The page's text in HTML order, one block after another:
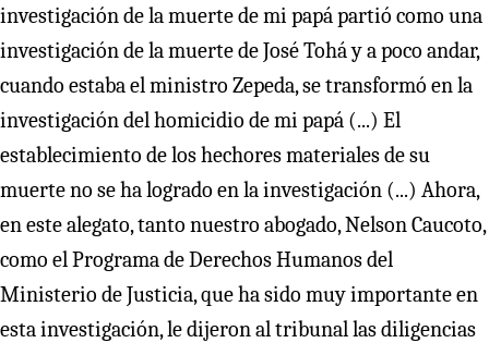
investigación de la muerte de mi papá partió como una
investigación de la muerte de José Tohá y a poco andar,
cuando estaba el ministro Zepeda, se transformó en la
investigación del homicidio de mi papá (...) El
establecimiento de los hechores materiales de su
muerte no se ha logrado en la investigación (...) Ahora,
en este alegato, tanto nuestro abogado, Nelson Caucoto,
como el Programa de Derechos Humanos del
Ministerio de Justicia, que ha sido muy importante en
esta investigación, le dijeron al tribunal las diligencias